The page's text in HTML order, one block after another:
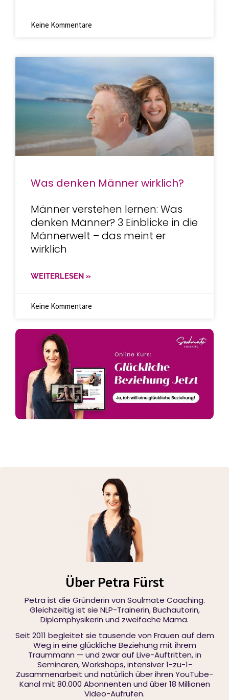
Keine Kommentare
Was denken Männer wirklich?
Männer verstehen lernen: Was
denken Männer? 3 Einblicke in die
Männerwelt – das meint er
wirklich
WEITERLESEN »
Keine Kommentare
Über Petra Fürst
Petra ist die Gründerin von Soulmate Coaching.
Gleichzeitig ist sie NLP-Trainerin, Buchautorin,
Diplomphysikerin und zweifache Mama.
Seit 2011 begleitet sie tausende von Frauen auf dem
Weg in eine glückliche Beziehung mit ihrem
Traummann — und zwar auf Live-Auftritten, in
Seminaren, Workshops, intensiver 1-zu-1-
Zusammenarbeit und natürlich über ihren YouTube-
Kanal mit 80.000 Abonnenten und über 18 Millionen
Video-Aufrufen.